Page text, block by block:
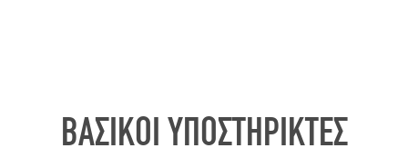
ΒΑΣΙΚΟΙ ΥΠΟΣΤΗΡΙΚΤΕΣ